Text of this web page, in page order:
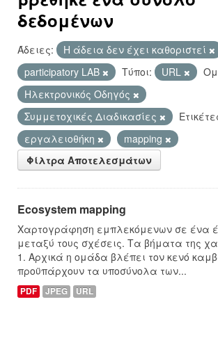
δεδομένων
Άδειες: Η άδεια δεν έχει καθοριστεί
participatory LAB
Τύποι: URL
Hλεκτρονικός Οδηγός
Συμμετοχικές Διαδικασίες
εργαλειοθήκη
mapping
Φίλτρα Αποτελεσμάτων
Ecosystem mapping
Χαρτογράφηση εμπλεκόμενων σε ένα
μεταξύ τους σχέσεις. Τα βήματα της
1. Αρχικά η ομάδα βλέπει τον κενό
προϋπάρχουν τα υποσύνολα των...
PDF JPEG URL